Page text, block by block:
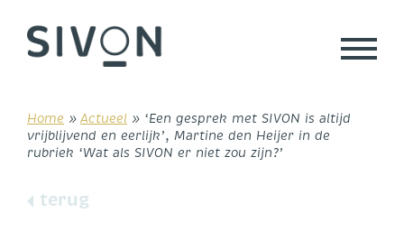
content
Home » Actueel » ‘Een gesprek met SIVON is altijd
vrijblijvend en eerlijk’, Martine den Heijer in de
rubriek ‘Wat als SIVON er niet zou zijn?’
terug